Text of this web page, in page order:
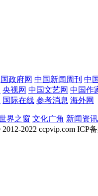
政府网 中国新闻周刊 中
央视网 中国文艺网 中国作
国际在线 参考消息 海外网
界之窗 文化广角 新闻资讯
2022 ccpvip.com ICP